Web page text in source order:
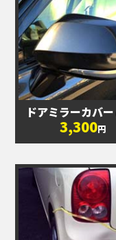
ドアミラーカバー
3,300円